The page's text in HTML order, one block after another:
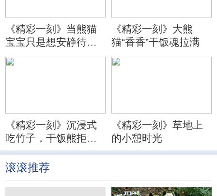
《精彩一刻》当熊猫
宝宝只是想安静待会
儿
《精彩一刻》大熊
猫“香香”干饭魂拉满
《精彩一刻》沉浸式
吃竹子，干饭熊拒绝
分心
《精彩一刻》草地上
的小憩时光
滚滚推荐